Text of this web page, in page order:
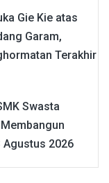
Gie Kie atas
Garam,
Terakhir
Swasta
Agustus 2026